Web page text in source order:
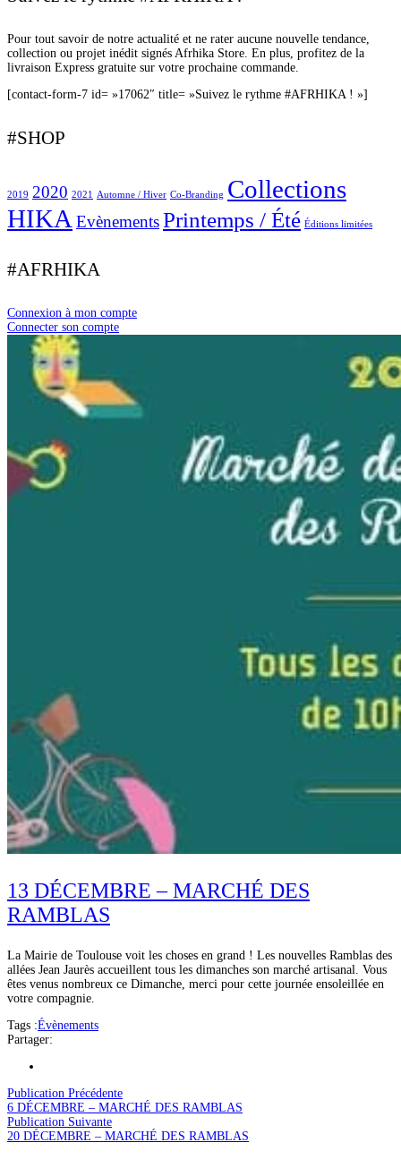
Pour tout savoir de notre actualité et ne rater aucune nouvelle tendance,
collection ou projet inédit signés Afrhika Store. En plus, profitez de la
livraison Express gratuite sur votre prochaine commande.
[contact-form-7 id= »17062″ title= »Suivez le rythme #AFRHIKA ! »]
#SHOP
2019 2020 2021 Automne / Hiver Co-Branding Collections
HIKA EvènementsPrintemps / Été Éditions limitées
#AFRHIKA
Connexion à mon compte
Connecter son compte
13 DÉCEMBRE – MARCHÉ DES
RAMBLAS
La Mairie de Toulouse voit les choses en grand ! Les nouvelles Ramblas des
allées Jean Jaurès accueillent tous les dimanches son marché artisanal. Vous
êtes venus nombreux ce Dimanche, merci pour cette journée ensoleillée en
votre compagnie.
Tags :Évènements
Partager:
Publication Précédente
6 DÉCEMBRE – MARCHÉ DES RAMBLAS
Publication Suivante
20 DÉCEMBRE – MARCHÉ DES RAMBLAS